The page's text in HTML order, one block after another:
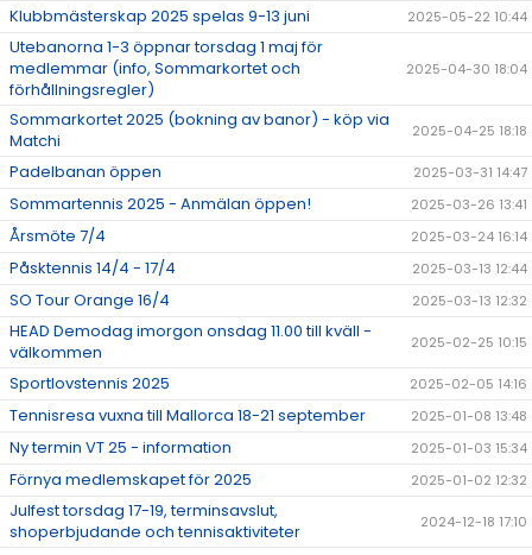
Klubbmästerskap 2025 spelas 9-13 juni 2025-05-22 10:44
Utebanorna 1-3 öppnar torsdag 1 maj för
medlemmar (info, Sommarkortet och
förhållningsregler)
2025-04-30 18:04
Sommarkortet 2025 (bokning av banor) - köp via
Matchi
2025-04-25 18:18
Padelbanan öppen 2025-03-31 14:47
Sommartennis 2025 - Anmälan öppen! 2025-03-26 13:41
Årsmöte 7/4 2025-03-24 16:14
Påsktennis 14/4 - 17/4 2025-03-13 12:44
SO Tour Orange 16/4 2025-03-13 12:32
HEAD Demodag imorgon onsdag 11.00 till kväll -
välkommen
2025-02-25 10:15
Sportlovstennis 2025 2025-02-05 14:16
Tennisresa vuxna till Mallorca 18-21 september 2025-01-08 13:48
Ny termin VT 25 - information 2025-01-03 15:34
Förnya medlemskapet för 2025 2025-01-02 12:32
Julfest torsdag 17-19, terminsavslut,
shoperbjudande och tennisaktiviteter
2024-12-18 17:10